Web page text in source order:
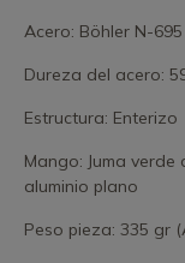
Acero: Böhler N-695
Dureza del acero:
Estructura: Enterizo
Mango: Juma
aluminio plano
Peso pieza: 335 gr